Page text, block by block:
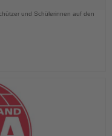
und Schülerinnen auf den